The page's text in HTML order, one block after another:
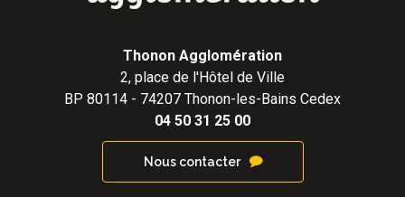
Thonon Agglomération
2, place de l'Hôtel de Ville
BP 80114 - 74207 Thonon-les-Bains Cedex
04 50 31 25 00
Nous contacter